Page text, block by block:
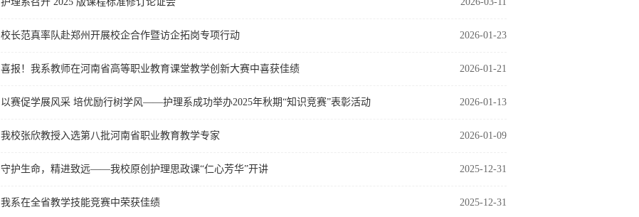
2026-01-23
校长范真率队赴郑州开展校企合作暨访企拓岗专项行动
2026-01-21
喜报！我系教师在河南省高等职业教育课堂教学创新大赛中喜获佳绩
2026-01-13
以赛促学展风采 培优励行树学风——护理系成功举办2025年秋期“知识竞赛”表彰活动
2026-01-09
我校张欣教授入选第八批河南省职业教育教学专家
2025-12-31
守护生命，精进致远——我校原创护理思政课“仁心芳华”开讲
2025-12-31
我系在全省教学技能竞赛中荣获佳绩